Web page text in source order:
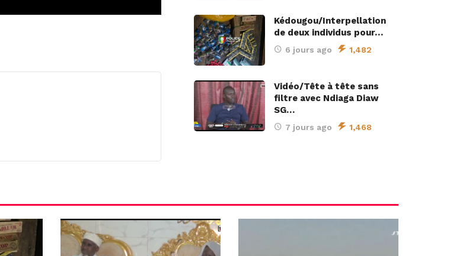
Kédougou/Interpellation
de deux individus pour…
6 jours ago 1,482
Vidéo/Tête à tête sans
filtre avec Ndiaga Diaw
SG…
7 jours ago 1,468